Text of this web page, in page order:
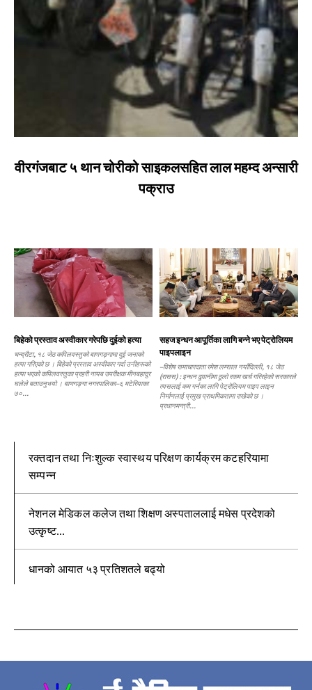
वीरगंजबाट ५ थान चोरीको साइकलसहित लाल महम्द अन्सारी
पक्राउ
बिहेको प्रस्ताव अस्वीकार गरेपछि दुईको हत्या
चन्द्रौटा, १८ जेठ कपिलवस्तुको बाणगङ्गामा दुई जनाको
हत्या गरिएको छ । बिहेको प्रस्ताव अस्वीकार गर्दा उनीहरूको
हत्या भएको कपिलवस्तुका प्रहरी नायब उपरीक्षक मीनबहादुर
घलेले बताउनुभयो । बाणगङ्गा नगरपालिका–६ मटेरियाका
७०...
सहज इन्धन आपूर्तिका लागि बन्ने भए पेट्रोलियम
पाइपलाइन
–विशेष समाचारदाता रमेश लम्साल नयाँदिल्ली, १८ जेठ
(रासस) : इन्धन ढुवानीमा ठूलो रकम खर्च गरिरहेको सरकारले
त्यसलाई कम गर्नका लागि पेट्रोलियम पाइप लाइन
निर्माणलाई प्रमुख प्राथमिकतामा राखेको छ ।
प्रधानमन्त्री...
रक्तदान तथा निःशुल्क स्वास्थय परिक्षण कार्यक्रम कटहरियामा
सम्पन्न
नेशनल मेडिकल कलेज तथा शिक्षण अस्पताललाई मधेस प्रदेशको
उत्कृष्ट...
धानको आयात ५३ प्रतिशतले बढ्यो